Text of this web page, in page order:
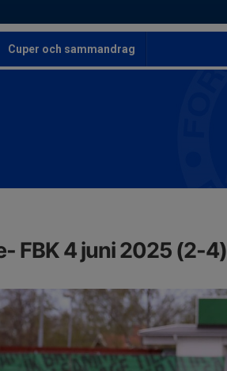
Cuper och sammandrag
FBK 4 juni 2025 (2-4)